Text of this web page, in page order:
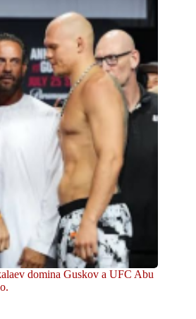
domina Guskov a UFC Abu